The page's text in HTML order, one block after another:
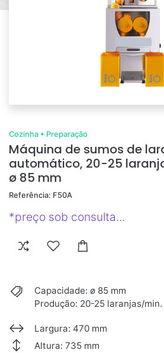
Cozinha • Preparação
Máquina de sumos de
automático, 20-25
ø 85 mm
Referência: F50A
*preço sob consulta...
Capacidade: ø 85 mm
Produção: 20-25 laranjas/min.
Largura: 470 mm
Altura: 735 mm